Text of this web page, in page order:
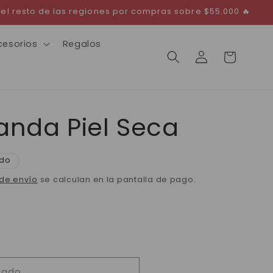
el resto de las regiones por compras sobre $55.000 🔥
Regalos
Iniciar
sesión
Carrito
Piel Seca
envío se calculan en la pantalla de pago.